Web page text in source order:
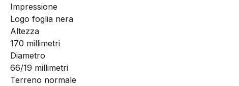
Impressione
Logo foglia nera
Altezza
170 millimetri
Diametro
66/19 millimetri
Terreno normale